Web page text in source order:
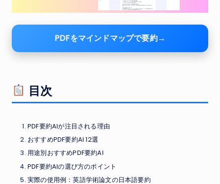
PDFをマインドマップで要約→
目次
PDF要約AIが注目される理由
おすすめPDF要約AI 12選
用途別おすすめPDF要約AI
PDF要約AIの選び方のポイント
実際の使用例：英語学術論文の日本語要約